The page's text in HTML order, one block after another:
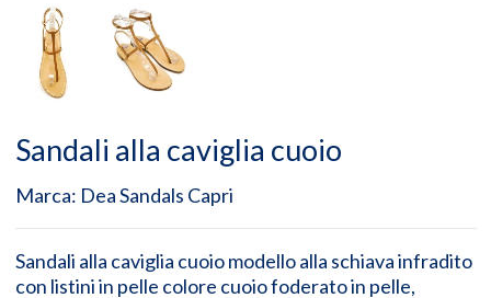
Sandali alla caviglia cuoio
Marca: Dea Sandals Capri
Sandali alla caviglia cuoio modello alla schiava infradito
con listini in pelle colore cuoio foderato in pelle,